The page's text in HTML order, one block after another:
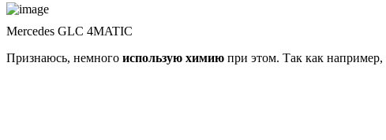
Mercedes GLC 4MATIC
Признаюсь, немного использую химию при этом. Так как например,